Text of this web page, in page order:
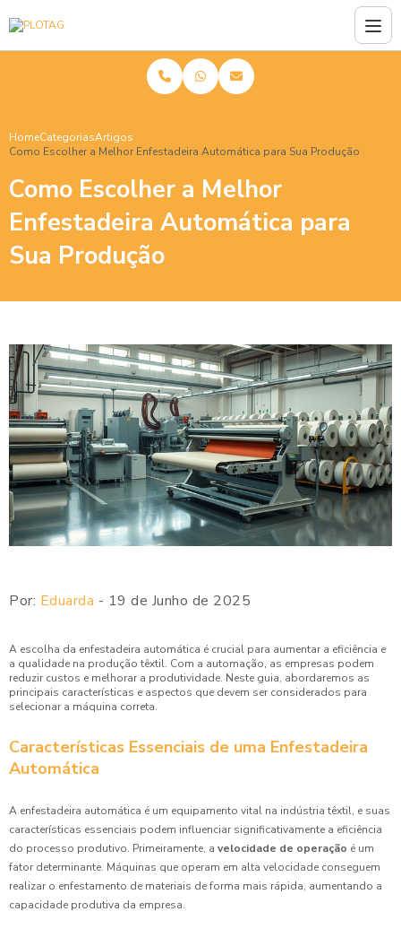
HomeCategoriasArtigos
Como Escolher a Melhor Enfestadeira Automática para Sua Produção
Como Escolher a Melhor
Enfestadeira Automática para
Sua Produção
Por: Eduarda - 19 de Junho de 2025
A escolha da enfestadeira automática é crucial para aumentar a eficiência e
a qualidade na produção têxtil. Com a automação, as empresas podem
reduzir custos e melhorar a produtividade. Neste guia, abordaremos as
principais características e aspectos que devem ser considerados para
selecionar a máquina correta.
Características Essenciais de uma Enfestadeira
Automática
A enfestadeira automática é um equipamento vital na indústria têxtil, e suas
características essenciais podem influenciar significativamente a eficiência
do processo produtivo. Primeiramente, a velocidade de operação é um
fator determinante. Máquinas que operam em alta velocidade conseguem
realizar o enfestamento de materiais de forma mais rápida, aumentando a
capacidade produtiva da empresa.